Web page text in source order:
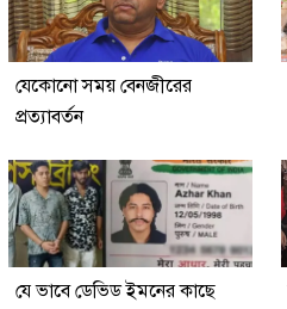
যেকোনো সময় বেনজীরের
প্রত্যাবর্তন
যে ভাবে ডেভিড ইমনের কাছে